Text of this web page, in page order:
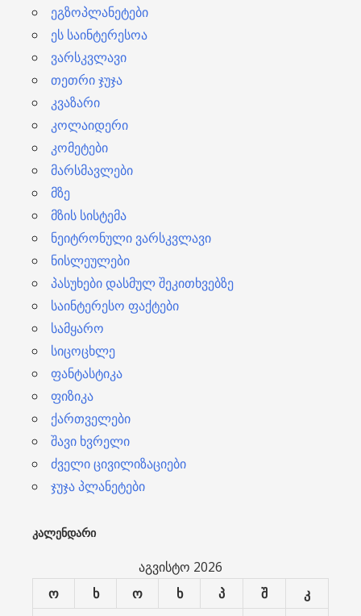
ეგზოპლანეტები
ეს საინტერესოა
ვარსკვლავი
თეთრი ჯუჯა
კვაზარი
კოლაიდერი
კომეტები
მარსმავლები
მზე
მზის სისტემა
ნეიტრონული ვარსკვლავი
ნისლეულები
პასუხები დასმულ შეკითხვებზე
საინტერესო ფაქტები
სამყარო
სიცოცხლე
ფანტასტიკა
ფიზიკა
ქართველები
შავი ხვრელი
ძველი ცივილიზაციები
ჯუჯა პლანეტები
ᲙᲐᲚᲔᲜᲓᲐᲠᲘ
აგვისტო 2026
ო
ხ ო ხ პ შ
კ